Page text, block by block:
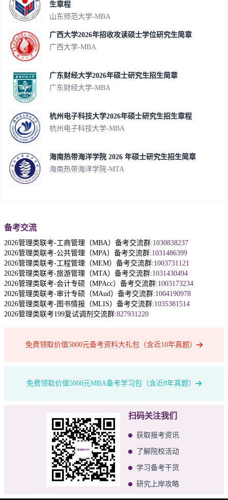
生章程
山东师范大学-MBA
广西大学2026年招收攻读硕士学位研究生简章
广西大学-MBA
广东财经大学2026年硕士研究生招生简章
广东财经大学-MBA
杭州电子科技大学2026年硕士研究生招生章程
杭州电子科技大学-MBA
海南热带海洋学院 2026 年硕士研究生招生简章
海南热带海洋学院-MTA
备考交流
2026管理类联考-工商管理（MBA）备考交流群:1030838237
2026管理类联考-公共管理（MPA）备考交流群:1031486399
2026管理类联考-工程管理（MEM）备考交流群:1003731121
2026管理类联考-旅游管理（MTA）备考交流群:1031430494
2026管理类联考-会计专硕（MPAcc）备考交流群:1003173234
2026管理类联考-审计专硕（MAud）备考交流群:1004190978
2026管理类联考-图书情报（MLIS）备考交流群:1035381514
2026管理类联考199复试调剂交流群:827931220
免费领取价值5000元备考资料大礼包（含近10年真题）
免费领取价值5000元MBA备考学习包（含近8年真题）
扫码关注我们
获取报考资讯
了解院校活动
学习备考干货
研究上岸攻略